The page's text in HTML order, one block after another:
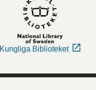
Kungliga Biblioteket